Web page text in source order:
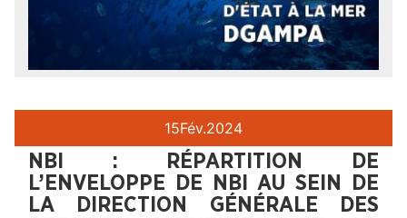
15Fév.2024
NBI : RÉPARTITION DE
L’ENVELOPPE DE NBI AU SEIN DE
LA DIRECTION GÉNÉRALE DES